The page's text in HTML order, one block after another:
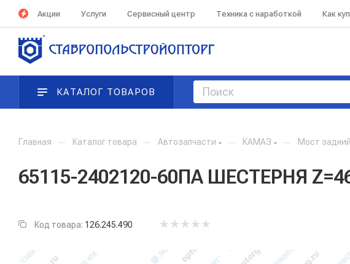
Акции Услуги Сервисный центр Техника с наработкой Как
КАТАЛОГ ТОВАРОВ
Главная — Каталог товара — Автозапчасти — КАМАЗ — Мост
65115-2402120-60ПА ШЕСТЕРНЯ
Код товара: 126.245.490